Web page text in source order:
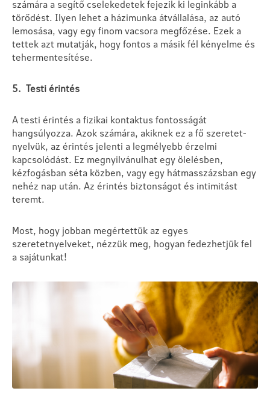
számára a segítő cselekedetek fejezik ki leginkább a
törődést. Ilyen lehet a házimunka átvállalása, az autó
lemosása, vagy egy finom vacsora megfőzése. Ezek a
tettek azt mutatják, hogy fontos a másik fél kényelme és
tehermentesítése.
5. Testi érintés
A testi érintés a fizikai kontaktus fontosságát
hangsúlyozza. Azok számára, akiknek ez a fő szeretet-
nyelvük, az érintés jelenti a legmélyebb érzelmi
kapcsolódást. Ez megnyilvánulhat egy ölelésben,
kézfogásban séta közben, vagy egy hátmasszázsban egy
nehéz nap után. Az érintés biztonságot és intimitást
teremt.
Most, hogy jobban megértettük az egyes
szeretetnyelveket, nézzük meg, hogyan fedezhetjük fel
a sajátunkat!